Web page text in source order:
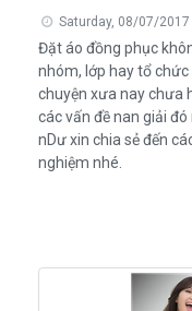
Saturday, 08/07/2017
Đặt áo đồng phục
nhóm, lớp hay tổ chức
chuyện xưa nay chưa
các vấn đề nan giải
nDư xin chia sẻ đến
nghiệm nhé.